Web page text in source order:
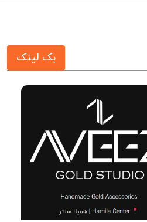
بک لینک